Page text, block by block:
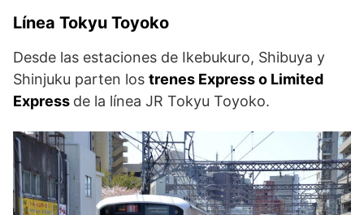
Línea Tokyu Toyoko
Desde las estaciones de Ikebukuro, Shibuya y
Shinjuku parten los trenes Express o Limited
Express de la línea JR Tokyu Toyoko.